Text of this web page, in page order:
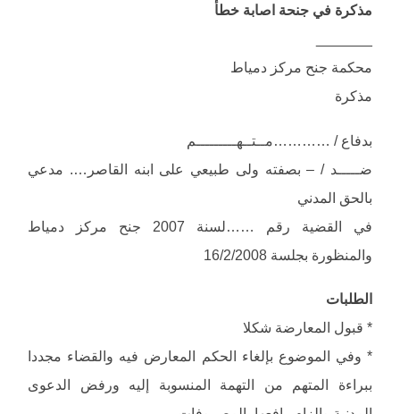
مذكرة في جنحة اصابة خطأ
محكمة جنح مركز دمياط
مذكرة
بدفاع / …………مــتــهـــــــــم
ضـــــد / – بصفته ولى طبيعي على ابنه القاصر…. مدعي
بالحق المدني
في القضية رقم ……لسنة 2007 جنح مركز دمياط
والمنظورة بجلسة 16/2/2008
الطلبات
* قبول المعارضة شكلا
* وفي الموضوع بإلغاء الحكم المعارض فيه والقضاء مجددا
ببراءة المتهم من التهمة المنسوبة إليه ورفض الدعوى